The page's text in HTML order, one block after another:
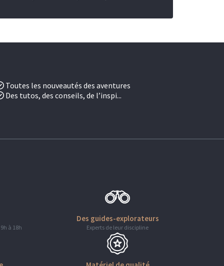
Toutes les nouveautés des aventures
Des tutos, des conseils, de l’inspi...
à 18h
Des guides-explorateurs
Experts de leur discipline